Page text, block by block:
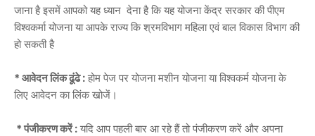
जाना है इसमें आपको यह ध्यान देना है कि यह योजना केंद्र सरकार की पीएम
विश्वकर्मा योजना या आपके राज्य कि श्रमविभाग महिला एवं बाल विकास विभाग की
हो सकती है
* आवेदन लिंक ढूंढे : होम पेज पर योजना मशीन योजना या विश्वकर्म योजना के
लिए आवेदन का लिंक खोजें।
* पंजीकरण करें : यदि आप पहली बार आ रहे हैं तो पंजीकरण करें और अपना